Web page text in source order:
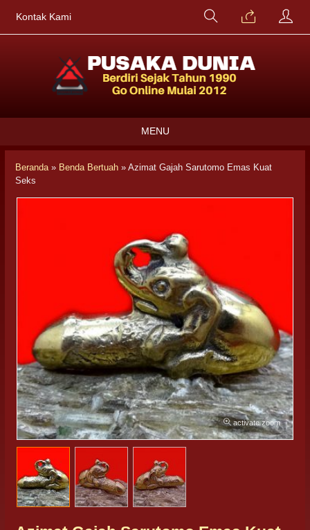
Kontak Kami
MENU
Beranda» Benda Bertuah » Azimat Gajah Sarutomo Emas Kuat
Seks
activate zoom